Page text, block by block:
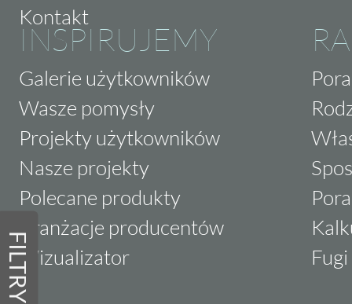
FILTRY
Kontakt
INSPIRUJEMY
Galerie użytkowników
Wasze pomysły
Projekty użytkowników
Nasze projekty
Polecane produkty
Aranżacje producentów
Wizualizator